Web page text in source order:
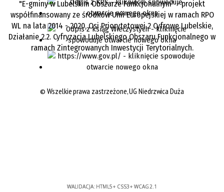
"E-gminy w Lubelskim Obszarze Funkcjonalnym" - projekt
współfinansowany ze środków Unii Europejskiej w ramach RPO
WL na lata 2014 - 2020, Osi Priorytetowej 2 Cyfrowe Lubelskie,
Działanie 2.2. Cyfryzacja Lubelskiego Obszaru Funkcjonalnego w
ramach Zintegrowanych Inwestycji Terytorialnych.
©Wszelkie prawa zastrzeżone, UG Niedrzwica Duża
WALIDACJA: HTML5+ CSS3+ WCAG 2.1